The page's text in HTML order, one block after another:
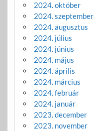
2024. október
2024. szeptember
2024. augusztus
2024. július
2024. június
2024. május
2024. április
2024. március
2024. február
2024. január
2023. december
2023. november